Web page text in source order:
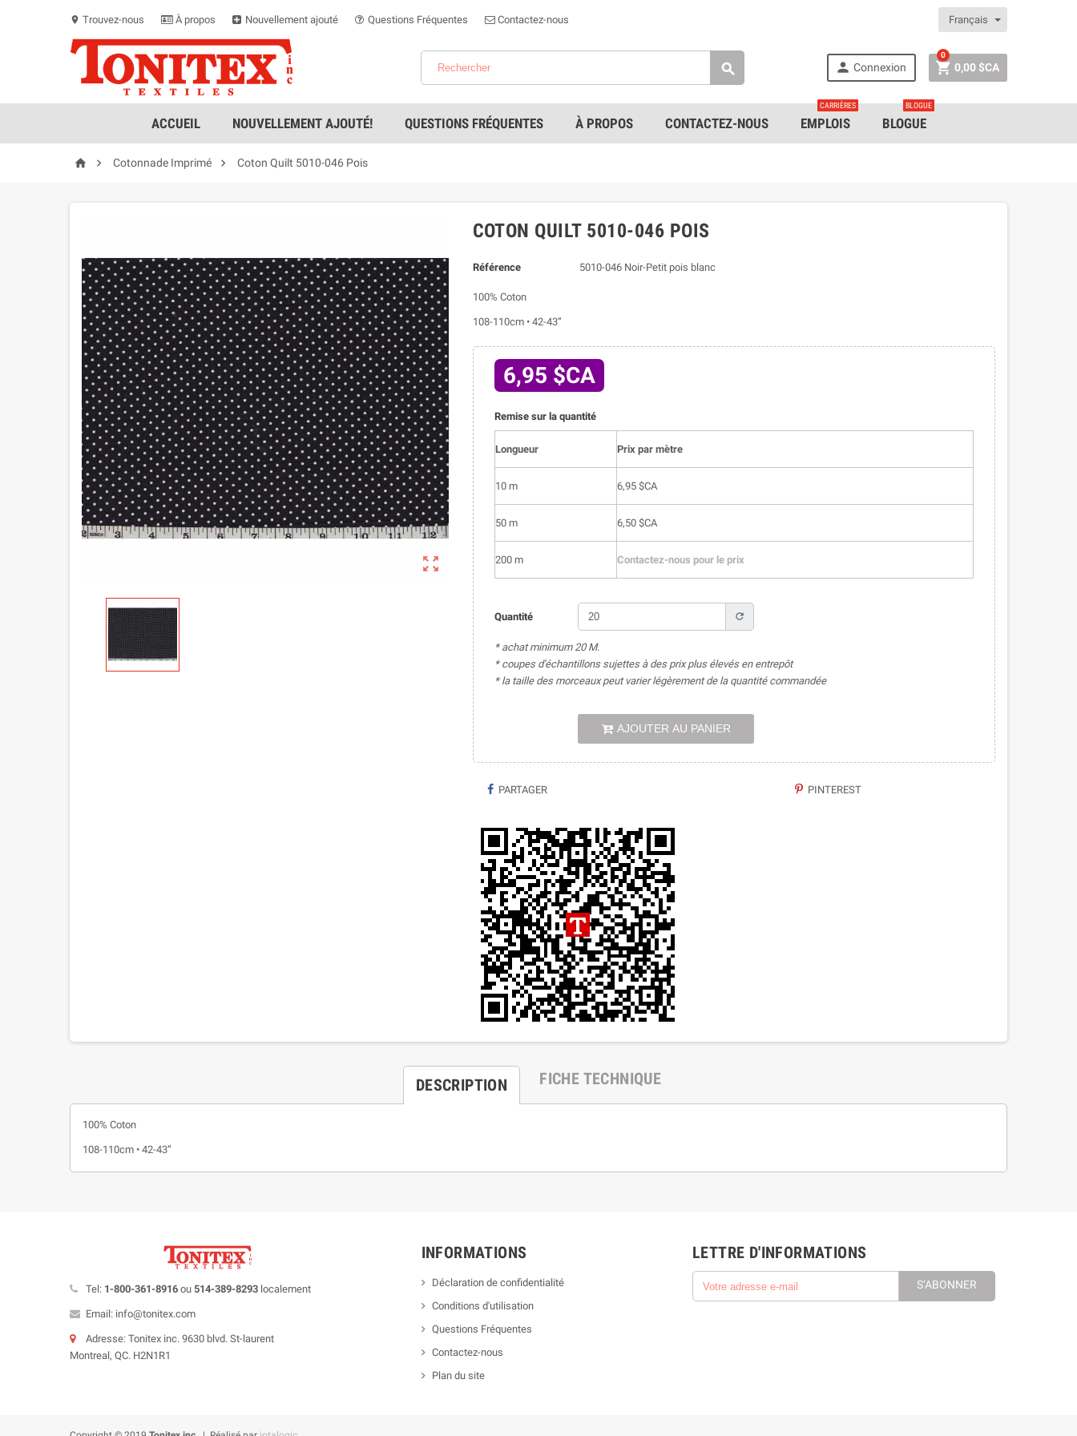
location_on Trouvez-nous À propos Nouvellement ajouté Questions Fréquentes Contactez-nous Français
  Connexion  0,00 $CA
0
ACCUEIL NOUVELLEMENT AJOUTÉ! QUESTIONS FRÉQUENTES À PROPOS CONTACTEZ-NOUS EMPLOIS
CARRIÈRES
BLOGUE
BLOGUE
  Cotonnade Imprimé  Coton Quilt 5010-046 Pois

COTON QUILT 5010-046 POIS
Référence 5010-046 Noir-Petit pois blanc
100% Coton
108-110cm • 42-43”
6,95 $CA
Remise sur la quantité
Longueur Prix par mètre
10 m 6,95 $CA
50 m 6,50 $CA
200 m Contactez-nous pour le prix
Quantité refresh
* achat minimum 20 M.
* coupes d'échantillons sujettes à des prix plus élevés en entrepôt
* la taille des morceaux peut varier légèrement de la quantité commandée
AJOUTER AU PANIER
PARTAGER PINTEREST
DESCRIPTION FICHE TECHNIQUE
100% Coton
108-110cm • 42-43”
Tel: 1-800-361-8916 ou 514-389-8293 localement
Email: info@tonitex.com
Adresse: Tonitex inc. 9630 blvd. St-laurent
Montreal, QC. H2N1R1
INFORMATIONS
Déclaration de confidentialité
Conditions d'utilisation
Questions Fréquentes
Contactez-nous
Plan du site
LETTRE D'INFORMATIONS
S’ABONNER